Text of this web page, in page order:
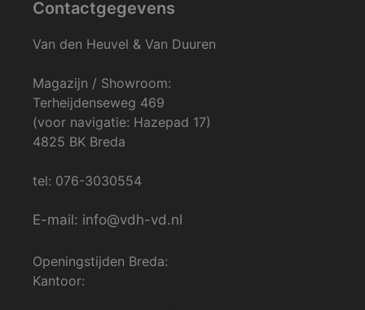
Contactgegevens
Van den Heuvel & Van Duuren
Magazijn / Showroom:
Terheijdenseweg 469
(voor navigatie: Hazepad 17)
4825 BK Breda
tel: 076-3030554
E-mail: info@vdh-vd.nl
Openingstijden Breda:
Kantoor: